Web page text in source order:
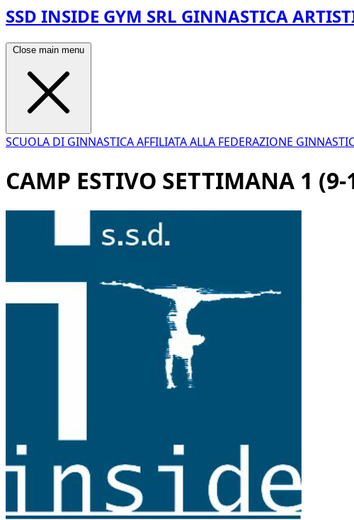
SSD INSIDE GYM SRL GINNASTICA
Close main menu
SCUOLA DI GINNASTICA AFFILIATA ALLA FEDERAZIONE
CAMP ESTIVO SETTIMANA 1